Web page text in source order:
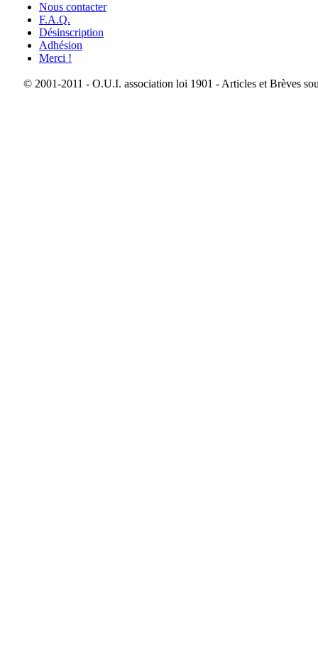
Nous contacter
F.A.Q.
Désinscription
Adhésion
Merci !
© 2001-2011 - O.U.I. association loi 1901 - Articles et Brèves